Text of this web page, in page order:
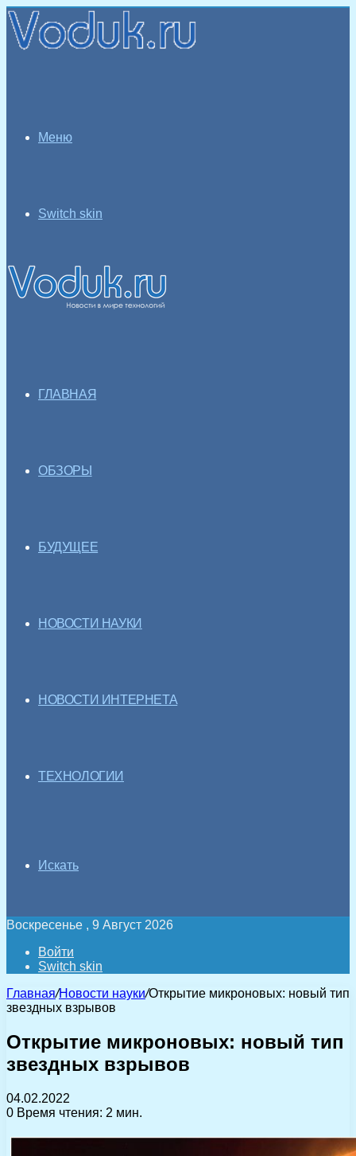
Меню
Switch skin
ГЛАВНАЯ
ОБЗОРЫ
БУДУЩЕЕ
НОВОСТИ НАУКИ
НОВОСТИ ИНТЕРНЕТА
ТЕХНОЛОГИИ
Искать
Воскресенье , 9 Август 2026
Войти
Switch skin
Главная/Новости науки/Открытие микроновых: новый тип
звездных взрывов
Открытие микроновых: новый тип
звездных взрывов
04.02.2022
0 Время чтения: 2 мин.